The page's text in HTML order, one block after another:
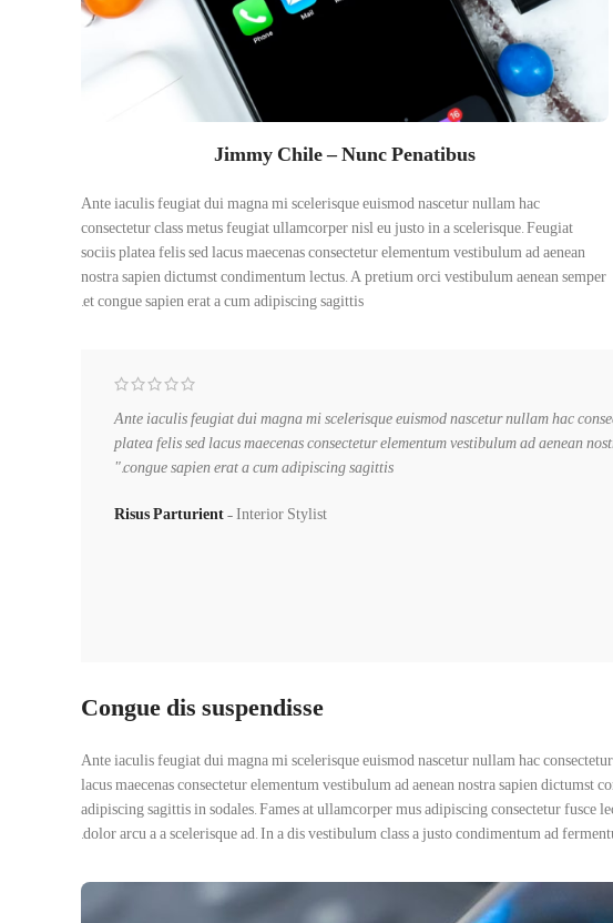
Jimmy Chile – Nunc Penatibus
Ante iaculis feugiat dui magna mi scelerisque euismod nascetur nullam hac
consectetur class metus feugiat ullamcorper nisl eu justo in a scelerisque. Feugiat
sociis platea felis sed lacus maecenas consectetur elementum vestibulum ad aenean
nostra sapien dictumst condimentum lectus. A pretium orci vestibulum aenean semper
et congue sapien erat a cum adipiscing sagittis.
"Ante iaculis feugiat dui magna mi scelerisque euismod nascetur nullam hac
platea felis sed lacus maecenas consectetur elementum vestibulum ad aenean
congue sapien erat a cum adipiscing sagittis."
Risus Parturient
Interior Stylist
Congue dis suspendisse
Ante iaculis feugiat dui magna mi scelerisque euismod nascetur nullam hac
lacus maecenas consectetur elementum vestibulum ad aenean nostra sapien dictumst
adipiscing sagittis in sodales. Fames at ullamcorper mus adipiscing consectetur
dolor arcu a a scelerisque ad. In a dis vestibulum class a justo condimentum ad